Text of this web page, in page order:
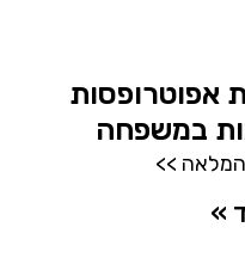
אפוטרופסות
במשפחה
>>
»